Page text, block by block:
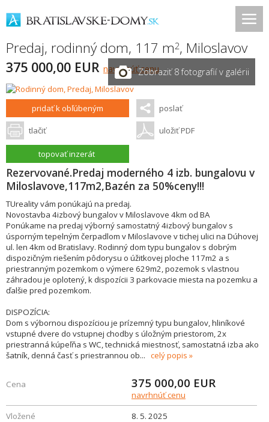
Predaj, rodinný dom, 117 m2, Miloslavov
375 000,00 EUR navrhnúť cenuZobraziť 8 fotografií v galérii
pridať k obľúbeným poslať
tlačiť uložiť PDF
topovať inzerát
Rezervované.Predaj moderného 4 izb. bungalovu v
Miloslavove,117m2,Bazén za 50%ceny!!!
TUreality vám ponúkajú na predaj.
Novostavba 4izbový bungalov v Miloslavove 4km od BA
Ponúkame na predaj výborný samostatný 4izbový bungalov s
úsporným tepelným čerpadlom v Miloslavove v tichej ulici na Dúhovej
ul. len 4km od Bratislavy. Rodinný dom typu bungalov s dobrým
dispozičným riešením pôdorysu o úžitkovej ploche 117m2 a s
priestranným pozemkom o výmere 629m2, pozemok s vlastnou
záhradou je oplotený, k dispozícii 3 parkovacie miesta na pozemku a
ďalšie pred pozemkom.
DISPOZÍCIA:
Dom s výbornou dispozíciou je prízemný typu bungalov, hliníkové
vstupné dvere do vstupnej chodby s úložným priestorom, 2x
priestranná kúpeľňa s WC, technická miestnosť, samostatná izba ako
šatník, denná časť s priestrannou ob... celý popis
Cena 375 000,00 EUR
navrhnúť cenu
Vložené
8. 5. 2025